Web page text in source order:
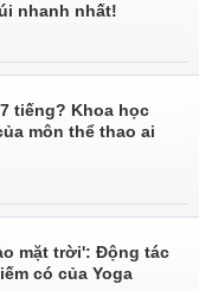
nhanh nhất!
tiếng? Khoa học
môn thể thao ai
mặt trời': Động tác
có của Yoga